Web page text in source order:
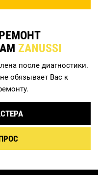
ZANUSSI
после диагностики.
обязывает Вас к